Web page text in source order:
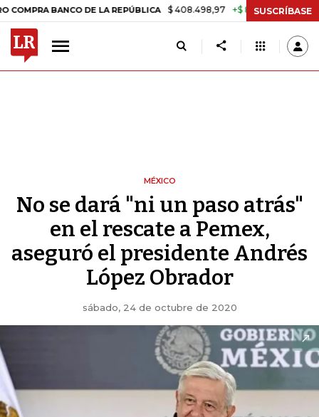
DE LA REPÚBLICA $ 408.498,97 +$ 8.753,81 +2,19% TASA
SUSCRÍBASE
MÉXICO
No se dará "ni un paso atrás"
en el rescate a Pemex,
aseguró el presidente Andrés
López Obrador
sábado, 24 de octubre de 2020